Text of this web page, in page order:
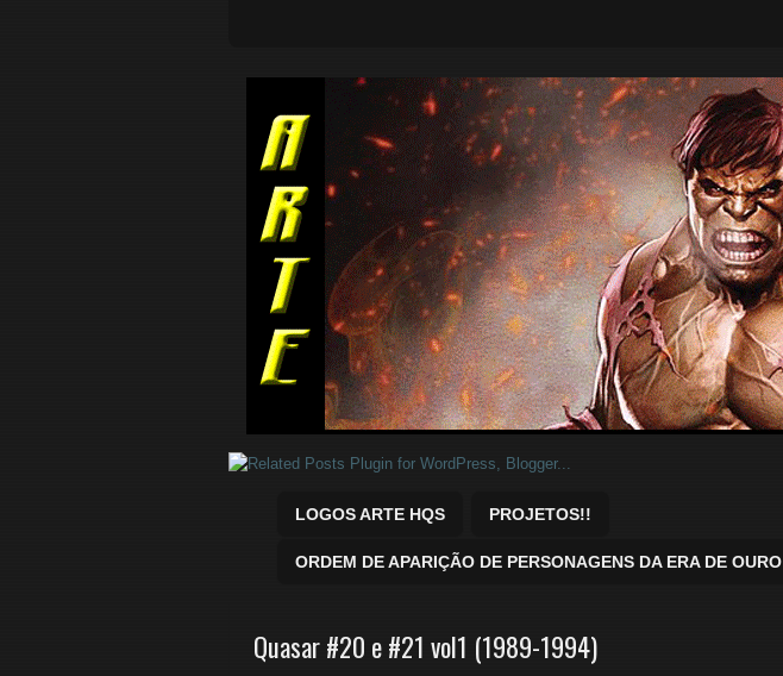
Quadrinhos Marvel e DC para baixar.
LOGOS ARTE HQS PROJETOS!!
ORDEM DE APARIÇÃO DE PERSONAGENS DA ERA DE OURO
Quasar #20 e #21 vol1 (1989-1994)